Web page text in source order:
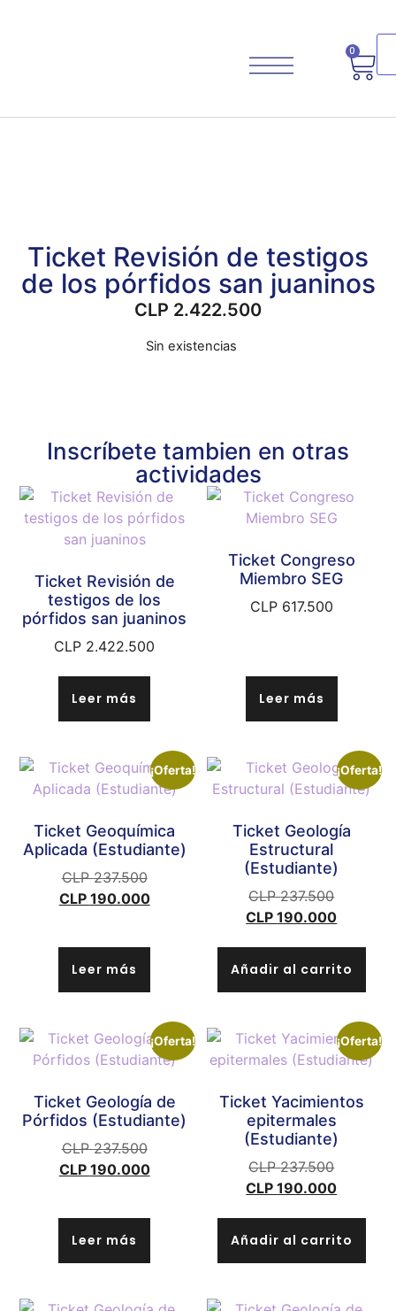
0
Ticket Revisión de testigos
de los pórfidos san juaninos
CLP 2.422.500
Sin existencias
Inscríbete tambien en otras
actividades
Ticket Revisión de
testigos de los
pórfidos san juaninos
CLP 2.422.500
Leer más
Ticket Congreso
Miembro SEG
CLP 617.500
Leer más
¡Oferta!
Ticket Geoquímica
Aplicada (Estudiante)
CLP237.500
CLP 190.000
Leer más
¡Oferta!
Ticket Geología
Estructural
(Estudiante)
CLP237.500
CLP190.000
Añadir al carrito
¡Oferta!
Ticket Geología de
Pórfidos (Estudiante)
CLP237.500
CLP 190.000
Leer más
¡Oferta!
Ticket Yacimientos
epitermales
(Estudiante)
CLP237.500
CLP190.000
Añadir al carrito